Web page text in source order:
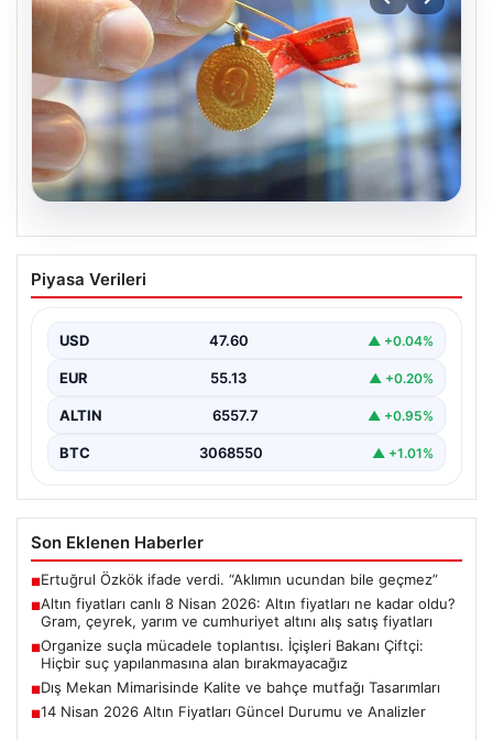
05.08.2026
Altın fiyatları canlı 8 Nisan 2026: Altın
fiyatları ne kadar oldu? Gram, çeyrek,
fiyatları
Piyasa Verileri
USD 47.60 ▲ +0.04%
EUR 55.13 ▲ +0.20%
ALTIN 6557.7 ▲ +0.95%
BTC 3068550 ▲ +1.01%
Son Eklenen Haberler
■Ertuğrul Özkök ifade verdi. “Aklımın ucundan bile geçmez”
■Altın fiyatları canlı 8 Nisan 2026: Altın fiyatları ne kadar oldu?
Gram, çeyrek, yarım ve cumhuriyet altını alış satış fiyatları
■Organize suçla mücadele toplantısı. İçişleri Bakanı Çiftçi:
Hiçbir suç yapılanmasına alan bırakmayacağız
■Dış Mekan Mimarisinde Kalite ve bahçe mutfağı Tasarımları
■14 Nisan 2026 Altın Fiyatları Güncel Durumu ve Analizler